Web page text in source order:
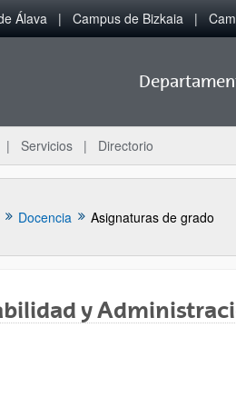
Álava Campus de Bizkaia
Servicios Directorio
Docencia Asignaturas de grado
y